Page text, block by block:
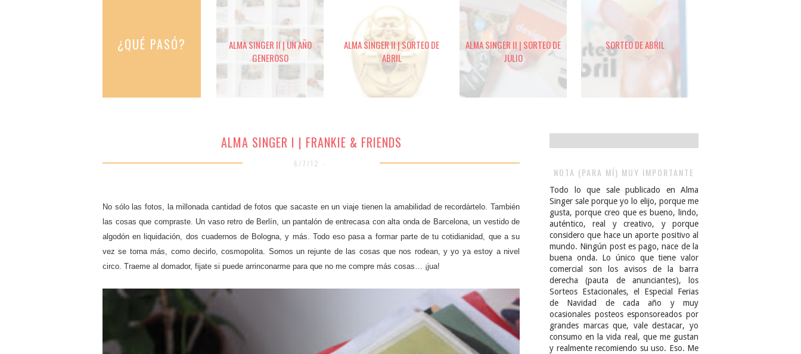
¿QUÉ PASÓ?
ALMA SINGER II | UN AÑO
GENEROSO
ALMA SINGER II | SORTEO DE
ABRIL
ALMA SINGER II | SORTEO DE
JULIO
SORTEO DE ABRIL
ALMA SINGER I | FRANKIE & FRIENDS
6/7/12 -
No sólo las fotos, la millonada cantidad de fotos que sacaste en un viaje tienen la amabilidad de recordártelo. También
las cosas que compraste. Un vaso retro de Berlín, un pantalón de entrecasa con alta onda de Barcelona, un vestido de
algodón en liquidación, dos cuadernos de Bologna, y más. Todo eso pasa a formar parte de tu cotidianidad, que a su
vez se torna más, como decirlo, cosmopolita. Somos un rejunte de las cosas que nos rodean, y yo ya estoy a nivel
circo. Traeme al domador, fijate si puede arrinconarme para que no me compre más cosas… ¡jua!
NOTA (PARA MÍ) MUY IMPORTANTE
Todo lo que sale publicado en Alma
Singer sale porque yo lo elijo, porque me
gusta, porque creo que es bueno, lindo,
auténtico, real y creativo, y porque
considero que hace un aporte positivo al
mundo. Ningún post es pago, nace de la
buena onda. Lo único que tiene valor
comercial son los avisos de la barra
derecha (pauta de anunciantes), los
Sorteos Estacionales, el Especial Ferias
de Navidad de cada año y muy
ocasionales posteos esponsoreados por
grandes marcas que, vale destacar, yo
consumo en la vida real, que me gustan
y realmente recomiendo su uso. Eso. Me